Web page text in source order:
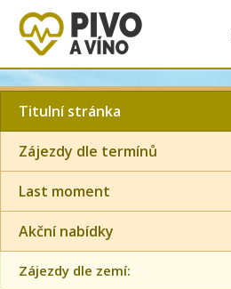
Titulní stránka
Zájezdy dle termínů
Last moment
Akční nabídky
Zájezdy dle zemí: